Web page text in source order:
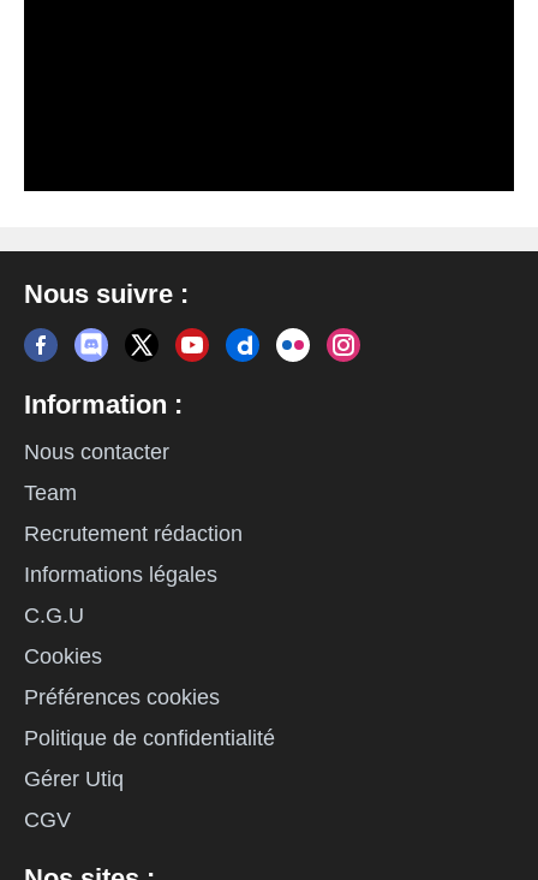
Nous suivre :
Information :
Nous contacter
Team
Recrutement rédaction
Informations légales
C.G.U
Cookies
Préférences cookies
Politique de confidentialité
Gérer Utiq
CGV